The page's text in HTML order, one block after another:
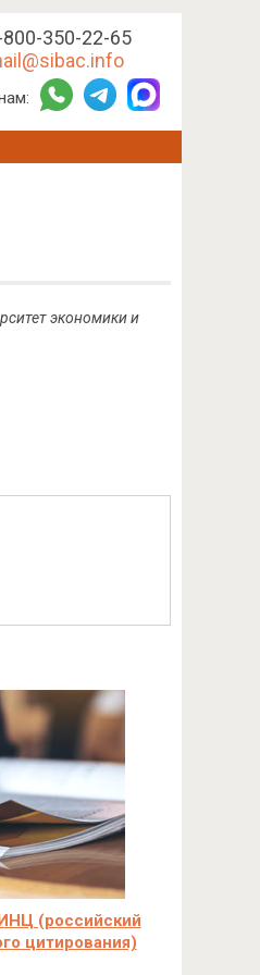
800-350-22-65
экономики и
(российский
цитирования)